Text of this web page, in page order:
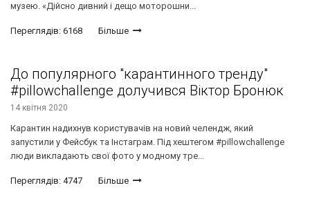
музею. «Дійсно дивний і дещо моторошни...
Переглядів: 6168 Більше
До популярного "карантинного тренду"
#pillowchallenge долучився Віктор Бронюк
14 квітня 2020
Карантин надихнув користувачів на новий челендж, який
запустили у Фейсбук та Інстаграм. Під хештегом #pillowchallenge
люди викладають свої фото у модному тре...
Переглядів: 4747 Більше